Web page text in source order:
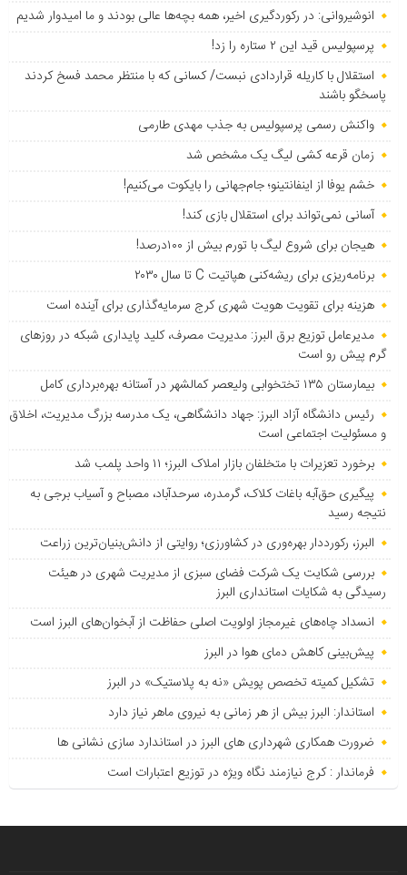
انوشیروانی: در رکوردگیری اخیر، همه بچه‌ها عالی بودند و ما امیدوار شدیم
پرسپولیس قید این ۲ ستاره را زد!
استقلال با کاریله قراردادی نبست/ کسانی که با منتظر محمد فسخ کردند
پاسخگو باشند
واکنش رسمی پرسپولیس به جذب مهدی طارمی
زمان قرعه کشی لیگ یک مشخص شد
خشم یوفا از اینفانتینو؛ جام‌جهانی را بایکوت می‌کنیم!
آسانی نمی‌تواند برای استقلال بازی کند!
هیجان برای شروع لیگ با تورم بیش از ۱۰۰درصد!
برنامه‌ریزی برای ریشه‌کنی هپاتیت C تا سال ۲۰۳۰
هزینه برای تقویت هویت شهری کرج سرمایه‌گذاری برای آینده است
مدیرعامل توزیع برق البرز: مدیریت مصرف، کلید پایداری شبکه در روزهای
گرم پیش رو است
بیمارستان ۱۳۵ تختخوابی ولیعصر کمالشهر در آستانه بهره‌برداری کامل
رئیس دانشگاه آزاد البرز: جهاد دانشگاهی، یک مدرسه بزرگ مدیریت، اخلاق
و مسئولیت اجتماعی است
برخورد تعزیرات با متخلفان بازار املاک البرز؛ ۱۱ واحد پلمب شد
پیگیری حق‌آبه باغات کلاک، گرمدره، سرحدآباد، مصباح و آسیاب برجی به
نتیجه رسید
البرز، رکورددار بهره‌وری در کشاورزی؛ روایتی از دانش‌بنیان‌ترین زراعت
بررسی شکایت یک شرکت فضای سبزی از مدیریت شهری در هیئت
رسیدگی به شکایات استانداری البرز
انسداد چاه‌های غیرمجاز اولویت اصلی حفاظت از آبخوان‌های البرز است
پیش‌بینی کاهش دمای هوا در البرز
تشکیل کمیته تخصص پویش «نه به پلاستیک» در البرز
استاندار: البرز بیش از هر زمانی به نیروی ماهر نیاز دارد
ضرورت همکاری شهرداری های البرز در استاندارد سازی نشانی ها
فرماندار : کرج نیازمند نگاه ویژه در توزیع اعتبارات است